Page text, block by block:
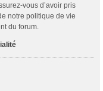
vous d’avoir pris
notre politique de vie
du forum.